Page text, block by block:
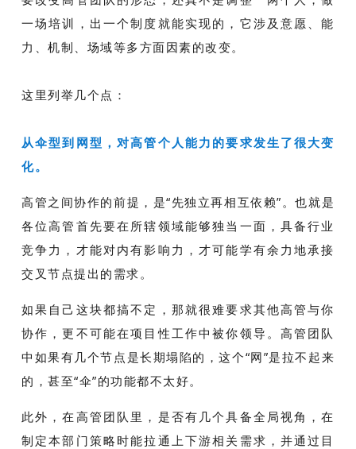
一场培训，出一个制度就能实现的，它涉及意愿、能
力、机制、场域等多方面因素的改变。
这里列举几个点：
从伞型到网型，对高管个人能力的要求发生了很大变
化。
高管之间协作的前提，是“先独立再相互依赖”。也就是
各位高管首先要在所辖领域能够独当一面，具备行业
竞争力，才能对内有影响力，才可能学有余力地承接
交叉节点提出的需求。
如果自己这块都搞不定，那就很难要求其他高管与你
协作，更不可能在项目性工作中被你领导。高管团队
中如果有几个节点是长期塌陷的，这个“网”是拉不起来
的，甚至“伞”的功能都不太好。
此外，在高管团队里，是否有几个具备全局视角，在
制定本部门策略时能拉通上下游相关需求，并通过目